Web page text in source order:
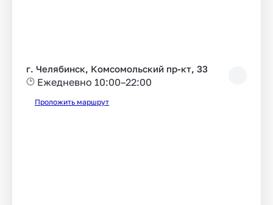
г. Челябинск, Комсомольский пр-кт, 33
Ежедневно 10:00–22:00
Проложить маршрут